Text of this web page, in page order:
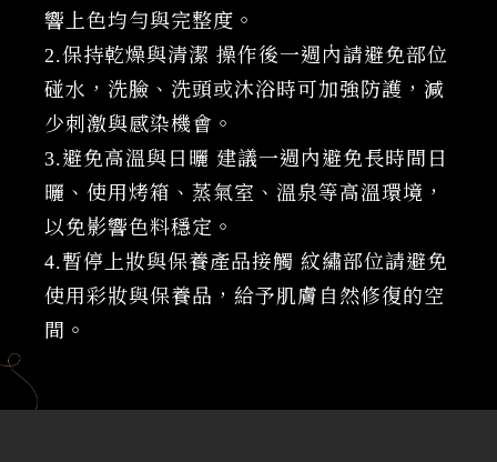
響上色均勻與完整度。
2.保持乾燥與清潔 操作後一週內請避免部位
碰水，洗臉、洗頭或沐浴時可加強防護，減
少刺激與感染機會。
3.避免高溫與日曬 建議一週內避免長時間日
曬、使用烤箱、蒸氣室、溫泉等高溫環境，
以免影響色料穩定。
4.暫停上妝與保養產品接觸 紋繡部位請避免
使用彩妝與保養品，給予肌膚自然修復的空
間。